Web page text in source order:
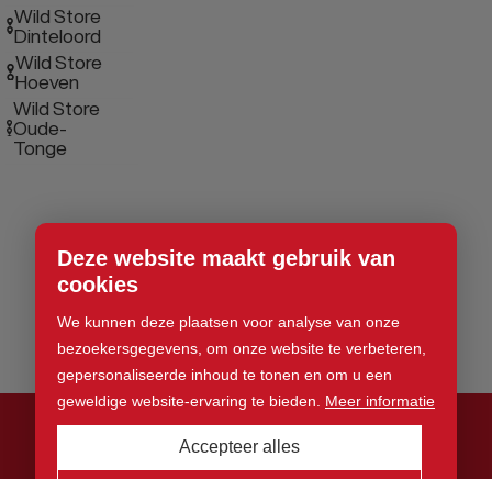
Deze website maakt gebruik van
cookies
We kunnen deze plaatsen voor analyse van onze
bezoekersgegevens, om onze website te verbeteren,
gepersonaliseerde inhoud te tonen en om u een
geweldige website-ervaring te bieden. Meer informatie
Accepteer alles
Wild Store
Dinteloord
Wild Store
Hoeven
Wild Store
Oude-
Tonge
© 2026 Wild Store. Alle rechten voorbehouden